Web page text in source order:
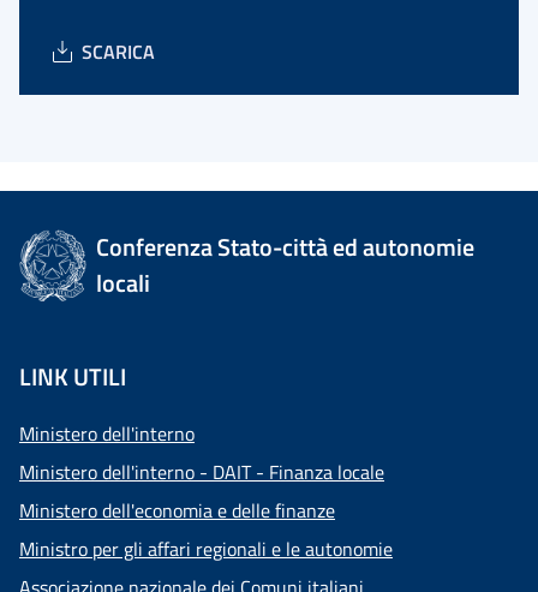
SCARICA
Conferenza Stato-città ed autonomie
locali
LINK UTILI
Ministero dell'interno
Ministero dell'interno - DAIT - Finanza locale
Ministero dell'economia e delle finanze
Ministro per gli affari regionali e le autonomie